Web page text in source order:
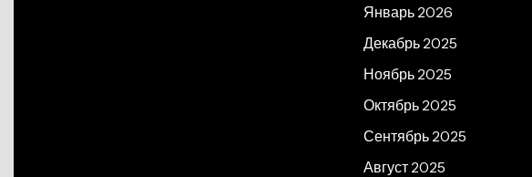
Январь 2026
Декабрь 2025
Ноябрь 2025
Октябрь 2025
Сентябрь 2025
Август 2025